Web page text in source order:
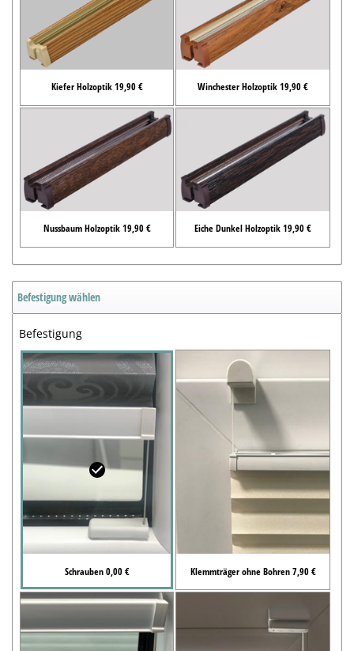
Kiefer Holzoptik 19,90 € Winchester Holzoptik 19,90 €
Nussbaum Holzoptik 19,90 € Eiche Dunkel Holzoptik 19,90 €
Befestigung wählen
Befestigung
Schrauben 0,00 € Klemmträger ohne Bohren 7,90 €